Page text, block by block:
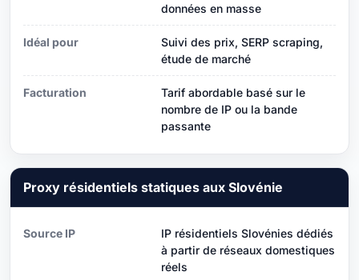
données en masse
Idéal pour
Suivi des prix, SERP scraping,
étude de marché
Facturation
Tarif abordable basé sur le
nombre de IP ou la bande
passante
Proxy résidentiels statiques aux Slovénie
Source IP
IP résidentiels Slovénies dédiés
à partir de réseaux domestiques
réels